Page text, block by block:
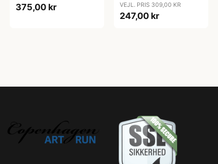
XXL
375,00 kr VEJL. PRIS 309,00 KR
247,00 kr